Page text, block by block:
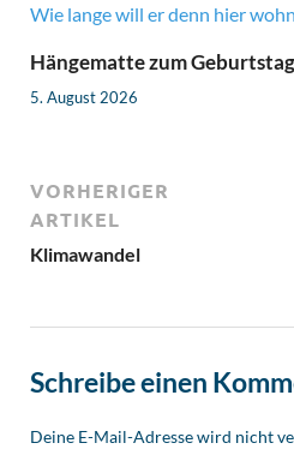
Hängematte zum Geburtstag
5. August 2026
VORHERIGER
ARTIKEL
Klimawandel
Schreibe einen
Deine E-Mail-Adresse wird nicht